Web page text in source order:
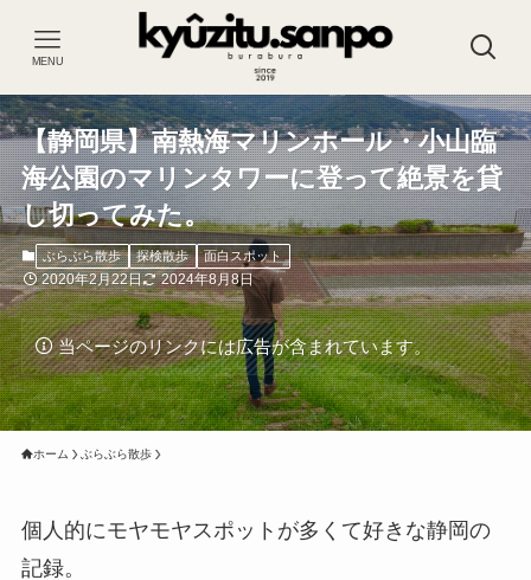
MENU
【静岡県】南熱海マリンホール・小山臨
海公園のマリンタワーに登って絶景を貸
し切ってみた。
ぶらぶら散歩 探検散歩 面白スポット
2020年2月22日 2024年8月8日
当ページのリンクには広告が含まれています。
ホーム ぶらぶら散歩
個人的にモヤモヤスポットが多くて好きな静岡の
記録。